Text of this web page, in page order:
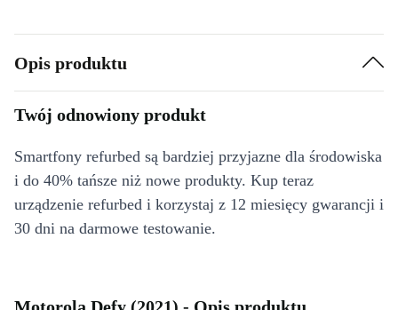
Opis produktu
Twój odnowiony produkt
Smartfony refurbed są bardziej przyjazne dla środowiska
i do 40% tańsze niż nowe produkty. Kup teraz
urządzenie refurbed i korzystaj z 12 miesięcy gwarancji i
30 dni na darmowe testowanie.